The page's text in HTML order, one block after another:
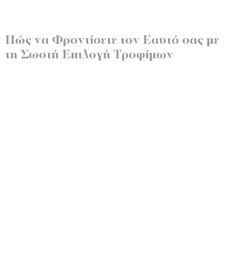
Πώς να Φροντίσετε τον Εαυτό σας με
τη Σωστή Επιλογή Τροφίμων